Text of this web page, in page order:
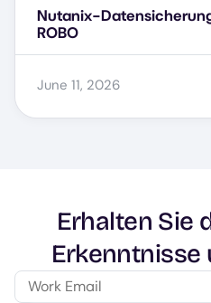
Nutanix-
ROBO
June 11, 2026
Erhalten Sie
Erkenntnisse